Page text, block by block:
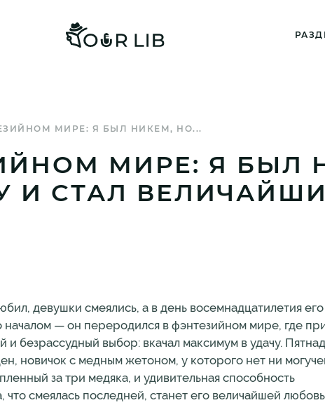
МИРЕ: Я БЫЛ НИКЕМ, НО...
МИРЕ: Я БЫЛ
И СТАЛ
девушки смеялись, а в день восемнадцатилетия
началом — он переродился в фэнтезийном мире, где
безрассудный выбор: вкачал максимум в удачу.
новичок с медным жетоном, у которого нет ни
за три медяка, и удивительная способность
смеялась последней, станет его величайшей